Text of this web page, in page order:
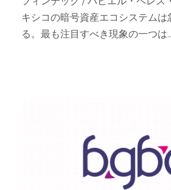
キシコの暗号資産エコシステムは
る。最も注目すべき現象の一つは